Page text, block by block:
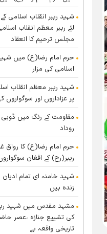
شہید رہبر انقلاب اسلامی
لئے رہبر معظم انقلاب
مجلس ترحیم کا انعقاد
حرم امام رضا(ع) میں شہید
اسلامی کی مزار
شہید رہبر معظم انقلاب
پر عزاداروں اور
مقاومت کے رنگ میں
روداد
حرم امام رضا(ع) کا رواق
رہبر(رح) کے افغان
شہید خامنہ ای تمام ادیان
زندہ ہيں
مشہد مقدس میں شہید
کی تشییع جنازہ ،عصر
تاریخی واقعہ ہے